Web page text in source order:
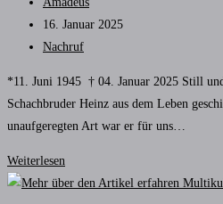
Autor:
Beitrag
veröffentlicht:
16. Januar 2025
Beitrags-
Nachruf
*11. Juni 1945 † 04. Januar 2025 Still
Schachbruder Heinz aus dem Leben
unaufgeregten Art war er für uns…
Weiterlesen
auf